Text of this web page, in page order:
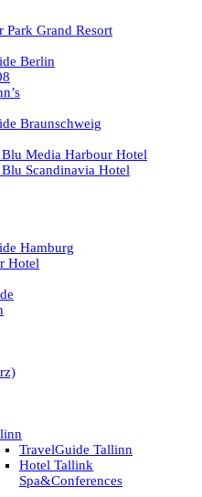
Park Grand Resort
Berlin
Braunschweig
Blu Media Harbour Hotel
Scandinavia Hotel
Hamburg
Hotel
TravelGuide Tallinn
Hotel Tallink
Spa&Conferences